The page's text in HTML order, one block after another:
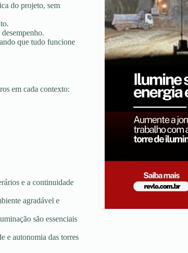
do projeto, sem
que tudo funcione
em cada contexto:
e a continuidade
agradável e
são essenciais
e autonomia das torres